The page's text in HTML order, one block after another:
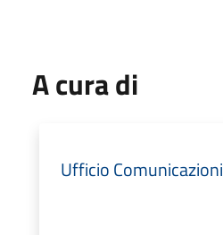
A cura di
Ufficio Comunicazioni